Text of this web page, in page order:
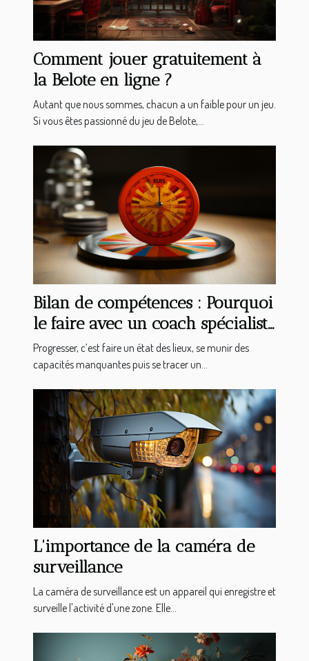
Comment jouer gratuitement à
la Belote en ligne ?
Autant que nous sommes, chacun a un faible pour un jeu.
Si vous êtes passionné du jeu de Belote,...
Bilan de compétences : Pourquoi
le faire avec un coach spécialiste
en bilan d’orientation ?
Progresser, c’est faire un état des lieux, se munir des
capacités manquantes puis se tracer un...
L'importance de la caméra de
surveillance
La caméra de surveillance est un appareil qui enregistre et
surveille l'activité d'une zone. Elle...